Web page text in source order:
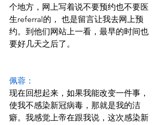
个地方，网上写着说不要预约也不要医
生referral的， 也是留言让我去网上预
约。到他们网站上一看，最早的时间也
要好几天之后了。
佩蓉：
现在回想起来，如果我能改变一件事，
使我不感染新冠病毒，那就是我的洁
癖。我感觉上帝在跟我说，这次感染新